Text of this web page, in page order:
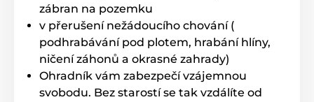
zábran na pozemku
v přerušení nežádoucího chování (
podhrabávání pod plotem, hrabání hlíny,
ničení záhonů a okrasné zahrady)
Ohradník vám zabezpečí vzájemnou
svobodu. Bez starostí se tak vzdálíte od